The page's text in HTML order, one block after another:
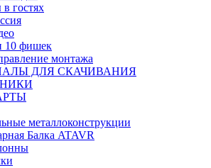
гостях
10 фишек
монтажа
ДЛЯ СКАЧИВАНИЯ
металлоконструкции
Балка ATAVR